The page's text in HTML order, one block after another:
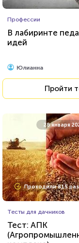
Тест на знание
фильма «Иван
меняет
Пройти
30 октября 2020
Проходили 1016
Сможете ли вы
писателем?
Профессии
В лабиринте
идей
Юлианна
Пройти
28 января
Проходили 815 раз
Тесты для дачников
Тест: АПК